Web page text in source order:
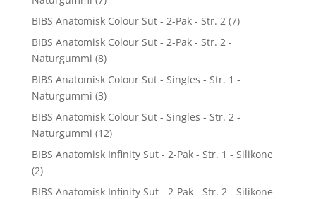
BIBS Anatomisk Colour Sut - 2-Pak - Str. 2 (7)
BIBS Anatomisk Colour Sut - 2-Pak - Str. 2 -
Naturgummi (8)
BIBS Anatomisk Colour Sut - Singles - Str. 1 -
Naturgummi (3)
BIBS Anatomisk Colour Sut - Singles - Str. 2 -
Naturgummi (12)
BIBS Anatomisk Infinity Sut - 2-Pak - Str. 1 - Silikone
(2)
BIBS Anatomisk Infinity Sut - 2-Pak - Str. 2 - Silikone